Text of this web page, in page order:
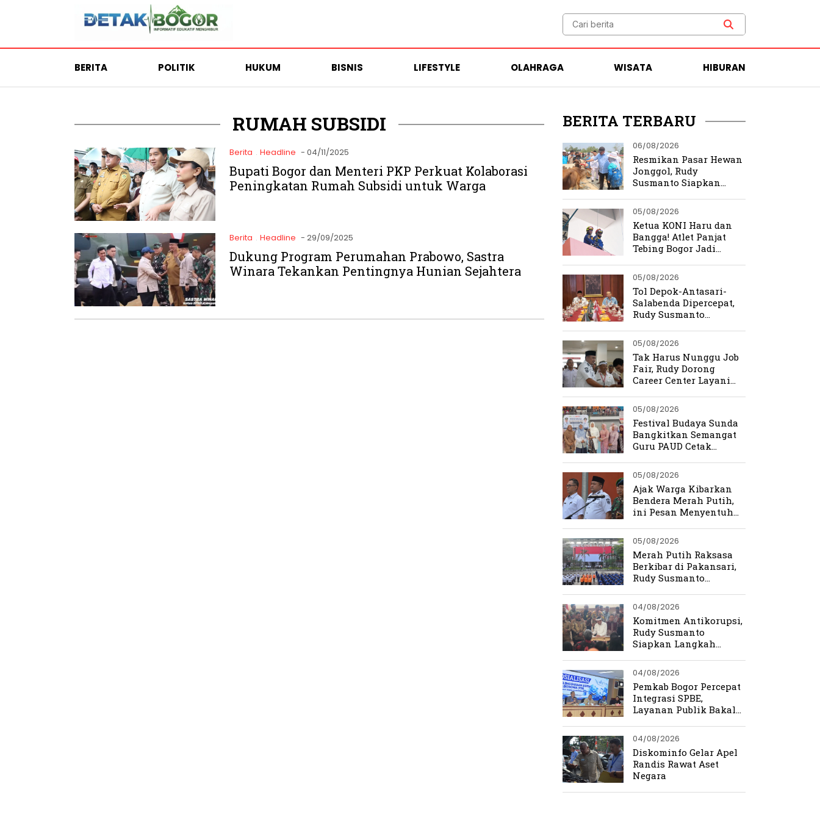
BERITA POLITIK HUKUM BISNIS LIFESTYLE OLAHRAGA WISATA HIBURAN
RUMAH SUBSIDI
Berita . Headline - 04/11/2025
Bupati Bogor dan Menteri PKP Perkuat Kolaborasi
Peningkatan Rumah Subsidi untuk Warga
Berita . Headline - 29/09/2025
Dukung Program Perumahan Prabowo, Sastra
Winara Tekankan Pentingnya Hunian Sejahtera
BERITA TERBARU
06/08/2026
Resmikan Pasar Hewan
Jonggol, Rudy
Susmanto Siapkan
Ekonomi Baru
05/08/2026
Ketua KONI Haru dan
Bangga! Atlet Panjat
Tebing Bogor Jadi
Merah Putih Raksasa
05/08/2026
Tol Depok-Antasari-
Salabenda Dipercepat,
Rudy Susmanto
Magnet Investasi
05/08/2026
Tak Harus Nunggu Job
Fair, Rudy Dorong
Career Center Layani
Hari
05/08/2026
Festival Budaya Sunda
Bangkitkan Semangat
Guru PAUD Cetak
05/08/2026
Ajak Warga Kibarkan
Bendera Merah Putih,
ini Pesan Menyentuh
05/08/2026
Merah Putih Raksasa
Berkibar di Pakansari,
Rudy Susmanto
Perjuangan
Kemerdekaan
04/08/2026
Komitmen Antikorupsi,
Rudy Susmanto
Siapkan Langkah
Pemerintahan
04/08/2026
Pemkab Bogor Percepat
Integrasi SPBE,
Layanan Publik Bakal
Terpadu
04/08/2026
Diskominfo Gelar Apel
Randis Rawat Aset
Negara